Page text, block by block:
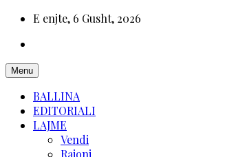
E enjte, 6 Gusht, 2026
Menu
BALLINA
EDITORIALI
LAJME
Vendi
Rajoni